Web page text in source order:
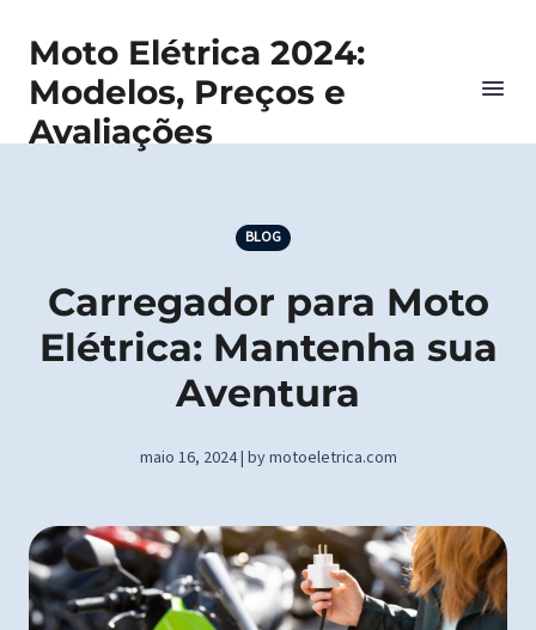
Moto Elétrica 2024:
Modelos, Preços e
Avaliações
BLOG
Carregador para Moto
Elétrica: Mantenha sua
Aventura
maio 16, 2024 | by motoeletrica.com